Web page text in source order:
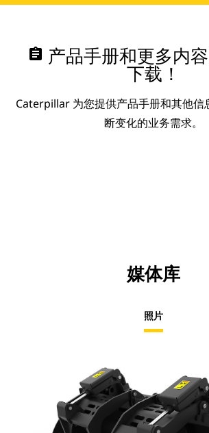
assignment 产品手册和更多内
下载！
Caterpillar 为您提供产品手册和其他信
断变化的业务需求。
媒体库
照片